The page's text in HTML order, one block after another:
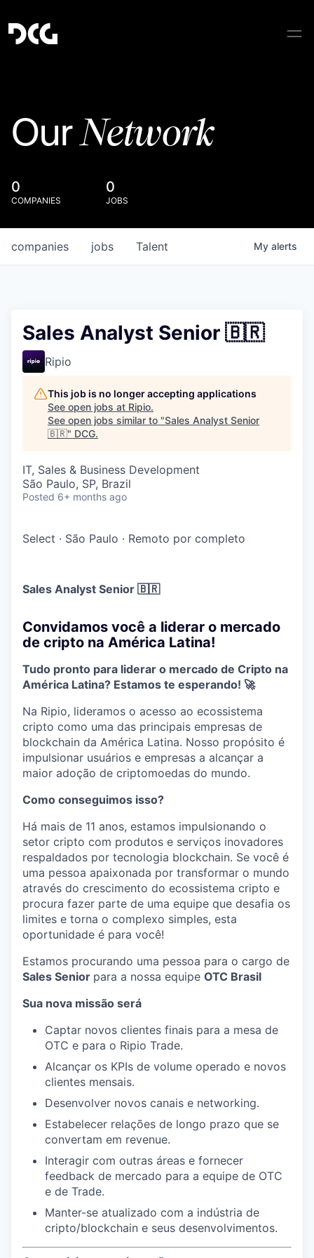
OurNetwork
0
COMPANIES
0
JOBS
jobs
companies Talent My alerts
Sales Analyst Senior 🇧🇷
Ripio
This job is no longer accepting applications
See open jobs at Ripio.
See open jobs similar to "Sales Analyst Senior
🇧🇷" DCG.
IT, Sales & Business Development
São Paulo, SP, Brazil
Posted 6+ months ago
Select · São Paulo · Remoto por completo
Sales Analyst Senior 🇧🇷
Convidamos você a liderar o mercado
de cripto na América Latina!
Tudo pronto para liderar o mercado de Cripto na
América Latina? Estamos te esperando! 🚀
Na Ripio, lideramos o acesso ao ecossistema
cripto como uma das principais empresas de
blockchain da América Latina. Nosso propósito é
impulsionar usuários e empresas a alcançar a
maior adoção de criptomoedas do mundo.
Como conseguimos isso?
Há mais de 11 anos, estamos impulsionando o
setor cripto com produtos e serviços inovadores
respaldados por tecnologia blockchain. Se você é
uma pessoa apaixonada por transformar o mundo
através do crescimento do ecossistema cripto e
procura fazer parte de uma equipe que desafia os
limites e torna o complexo simples, esta
oportunidade é para você!
Estamos procurando uma pessoa para o cargo de
Sales Senior para a nossa equipe OTC Brasil
Sua nova missão será
Captar novos clientes finais para a mesa de
OTC e para o Ripio Trade.
Alcançar os KPIs de volume operado e novos
clientes mensais.
Desenvolver novos canais e networking.
Estabelecer relações de longo prazo que se
convertam em revenue.
Interagir com outras áreas e fornecer
feedback de mercado para a equipe de OTC
e de Trade.
Manter-se atualizado com a indústria de
cripto/blockchain e seus desenvolvimentos.